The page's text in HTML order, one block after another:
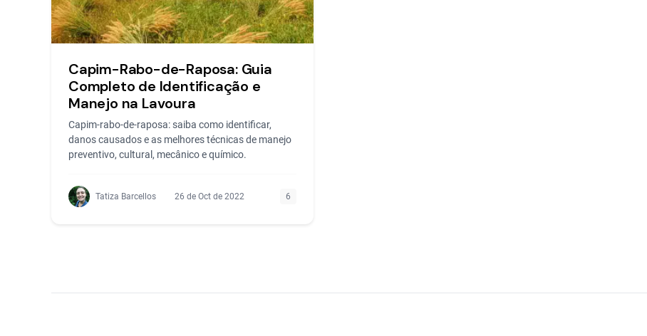
Capim-Rabo-de-Raposa: Guia
Completo de Identificação e
Manejo na Lavoura
Capim-rabo-de-raposa: saiba como identificar,
danos causados e as melhores técnicas de manejo
preventivo, cultural, mecânico e químico.
Tatiza Barcellos 26 de Oct de 2022 6